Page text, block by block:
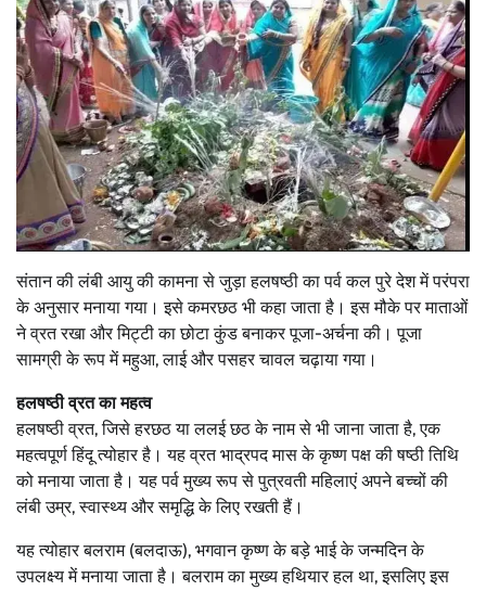
संतान की लंबी आयु की कामना से जुड़ा हलषष्ठी का पर्व कल पुरे देश में परंपरा
के अनुसार मनाया गया। इसे कमरछठ भी कहा जाता है। इस मौके पर माताओं
ने व्रत रखा और मिट्टी का छोटा कुंड बनाकर पूजा-अर्चना की। पूजा
सामग्री के रूप में महुआ, लाई और पसहर चावल चढ़ाया गया।
हलषष्ठी व्रत का महत्व
हलषष्ठी व्रत, जिसे हरछठ या ललई छठ के नाम से भी जाना जाता है, एक
महत्वपूर्ण हिंदू त्योहार है। यह व्रत भाद्रपद मास के कृष्ण पक्ष की षष्ठी तिथि
को मनाया जाता है। यह पर्व मुख्य रूप से पुत्रवती महिलाएं अपने बच्चों की
लंबी उम्र, स्वास्थ्य और समृद्धि के लिए रखती हैं।
यह त्योहार बलराम (बलदाऊ), भगवान कृष्ण के बड़े भाई के जन्मदिन के
उपलक्ष्य में मनाया जाता है। बलराम का मुख्य हथियार हल था, इसलिए इस